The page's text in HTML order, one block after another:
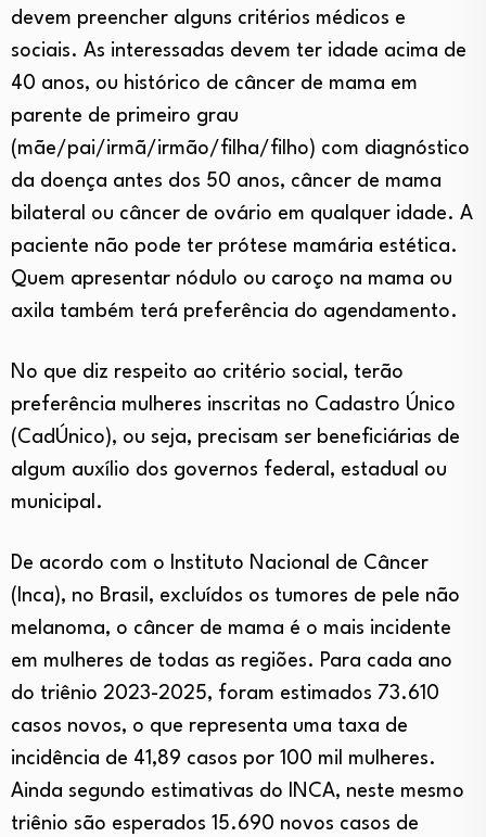
devem preencher alguns critérios médicos e
sociais. As interessadas devem ter idade acima de
40 anos, ou histórico de câncer de mama em
parente de primeiro grau
(mãe/pai/irmã/irmão/filha/filho) com diagnóstico
da doença antes dos 50 anos, câncer de mama
bilateral ou câncer de ovário em qualquer idade. A
paciente não pode ter prótese mamária estética.
Quem apresentar nódulo ou caroço na mama ou
axila também terá preferência do agendamento.
No que diz respeito ao critério social, terão
preferência mulheres inscritas no Cadastro Único
(CadÚnico), ou seja, precisam ser beneficiárias de
algum auxílio dos governos federal, estadual ou
municipal.
De acordo com o Instituto Nacional de Câncer
(Inca), no Brasil, excluídos os tumores de pele não
melanoma, o câncer de mama é o mais incidente
em mulheres de todas as regiões. Para cada ano
do triênio 2023-2025, foram estimados 73.610
casos novos, o que representa uma taxa de
incidência de 41,89 casos por 100 mil mulheres.
Ainda segundo estimativas do INCA, neste mesmo
triênio são esperados 15.690 novos casos de